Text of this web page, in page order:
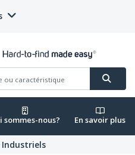
sommes-nous? En savoir plus
Industriels